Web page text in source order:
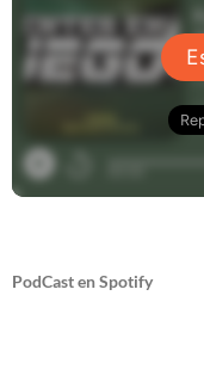
PodCast en Spotify